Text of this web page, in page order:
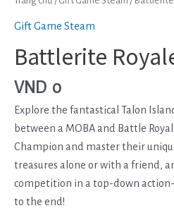
Gift Game Steam
Battlerite
VND 0
Explore the fantastical Talon
between a MOBA and Battle
Champion and master their
treasures alone or with a friend,
competition in a top-down
to the end!